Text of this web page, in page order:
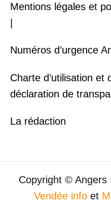
Mentions légales et
|
Numéros d’urgence
Charte d’utilisation et
déclaration de
La rédaction
Copyright © Angers
Vendée info et